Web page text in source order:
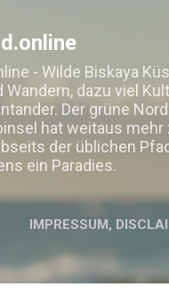
- Wilde Biskaya
dazu viel
Der grüne
hat weitaus mehr
der üblichen
ein Paradies.
IMPRESSUM,